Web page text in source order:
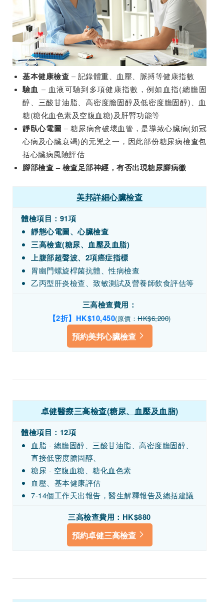
基本健康檢查 – 記錄體重、血壓、脈搏等健康指數
驗血 – 血液可驗到多項健康指數，例如血指(總膽固
醇、三酸甘油脂、高密度膽固醇及低密度膽固醇)、血
糖(糖化血色素及空腹血糖)及肝腎功能等
靜臥心電圖 – 糖尿病會破壞血管，是導致心臟病(如冠
心病及心臟衰竭)的元兇之一，因此部份糖尿病檢查包
括心臟病風險評估
腳部檢查 – 檢查足部神經，有否出現糖尿腳病徽
美邦詳細心臟檢查
體檢項目： 91項
靜態心電圖、心臟檢查
三高檢查(糖尿、血壓及血脂)
上腹部超聲波、2項癌症指標
胃幽門螺旋桿菌抗體、性病檢查
乙丙型肝炎檢查、致敏測試及營養師飲食評估等
三高檢查費用：
【2折】HK$10,450(原價： HK$6,200)
預約美邦心臟檢查
卓健醫療三高檢查(糖尿、血壓及血脂)
體檢項目： 12項
血脂 - 總膽固醇、三酸甘油脂、高密度膽固醇、
直接低密度膽固醇、
糖尿 - 空腹血糖、糖化血色素
血壓、基本健康評估
7-14個工作天出報告，醫生解釋報告及總括建議
三高檢查費用：HK$880
預約卓健三高檢查